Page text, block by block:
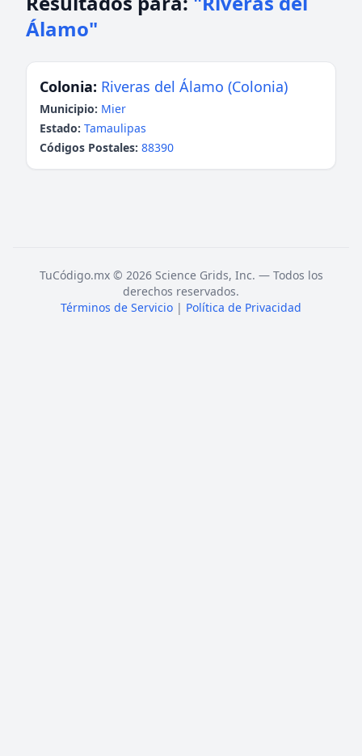
Álamo"
Colonia: Riveras del Álamo (Colonia)
Municipio: Mier
Estado: Tamaulipas
Códigos Postales: 88390
TuCódigo.mx © 2026 Science Grids, Inc. — Todos los
derechos reservados.
Términos de Servicio | Política de Privacidad